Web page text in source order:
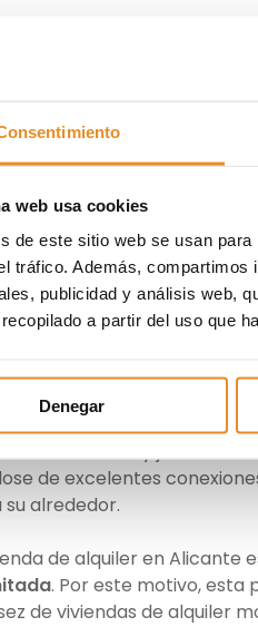
web usa cookies
de este sitio web se usan
tráfico. Además,
publicidad y análisis web,
a partir del uso que
Denegar
firma un
DEA y
284
unacuerdo con la joint
nuevas viviendas de
una marca
que supondrá una nueva
al norte de la ciudad, en
de
de excelentes
alrededor.
de alquiler en Alicante
. Por este motivo, esta
de viviendas de alquiler